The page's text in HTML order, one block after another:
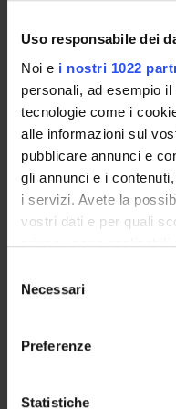
Uso responsabile dei
Noi e i nostri 1022
personali, ad esempio
tecnologie come i
alle informazioni sul
pubblicare annunci e
gli annunci e i
i servizi. Avete la
vostri dati e per quali
privacy sono applicabili
modificare o revocare il
momento dalla
raccogliere
delNecessari
Preferenze
Statistiche
Enrolment Procedures
Degree Programme
Courses
Notices
Governing bodies
Rete formativa
STUDYING
PHD PROGRAMMES